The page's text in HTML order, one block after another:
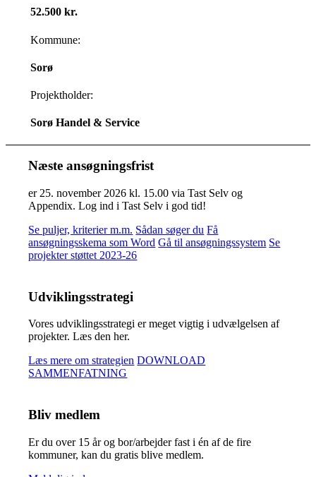
52.500 kr.
Kommune:
Sorø
Projektholder:
Sorø Handel & Service
Næste ansøgningsfrist
er 25. november 2026 kl. 15.00 via Tast Selv og
Appendix. Log ind i Tast Selv i god tid!
Se puljer, kriterier m.m. Sådan søger du Få
ansøgningsskema som Word Gå til ansøgningssystem Se
projekter støttet 2023-26
Udviklingsstrategi
Vores udviklingsstrategi er meget vigtig i udvælgelsen af
projekter. Læs den her.
Læs mere om strategien DOWNLOAD
SAMMENFATNING
Bliv medlem
Er du over 15 år og bor/arbejder fast i én af de fire
kommuner, kan du gratis blive medlem.